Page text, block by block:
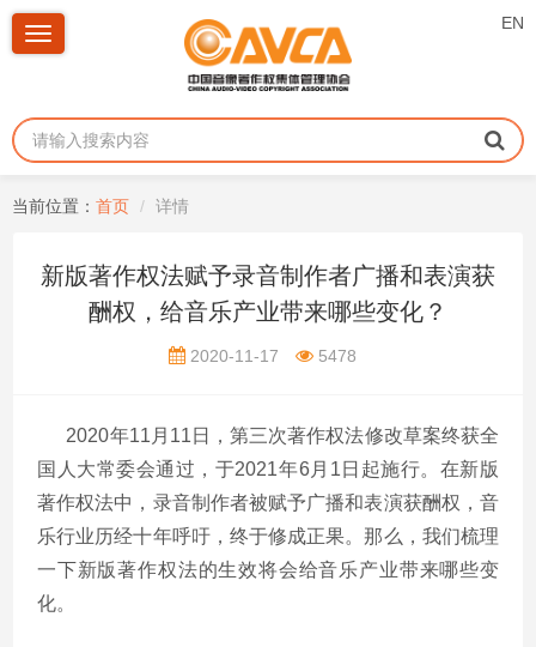
EN
Toggle
当前位置： 首页 详情
新版著作权法赋予录音制作者广播和表演获
酬权，给音乐产业带来哪些变化？
2020-11-17 5478
2020年11 月 11 日，第三次著作权法修改草案终获全
国人大常委会通过，于2021年6月 1 日起施行。在新版
著作权法中，录音制作者被赋予广播和表演获酬权，音
乐行业历经十年呼吁，终于修成正果。那么，我们梳理
一下新版著作权法的生效将会给音乐产业带来哪些变
化。